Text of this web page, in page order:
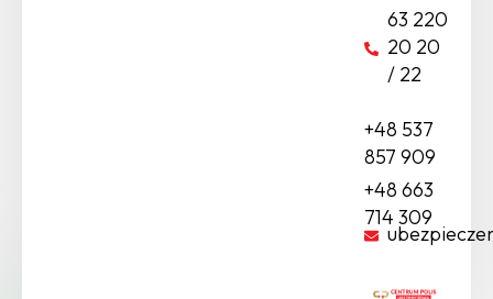
63 220
20 20
/ 22
+48 537
857 909
+48 663
714 309